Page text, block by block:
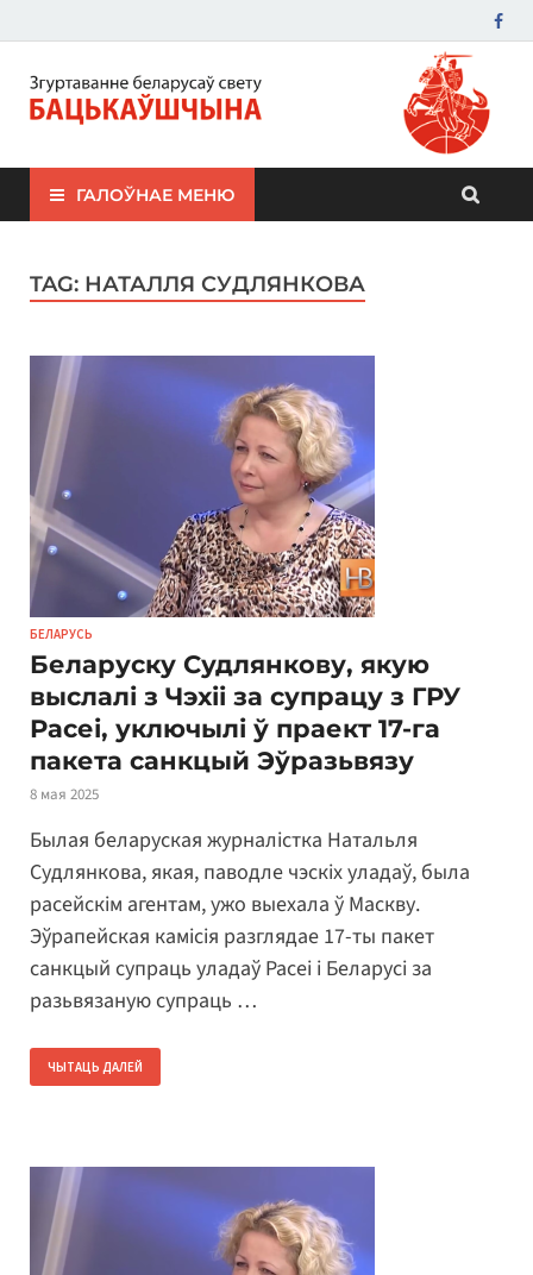
ЗБС "Бацькаўшчына"
ГАЛОЎНАЕ МЕНЮ
TAG: НАТАЛЛЯ СУДЛЯНКОВА
БЕЛАРУСЬ
Беларуску Судлянкову, якую
выслалі з Чэхіі за супрацу з ГРУ
Расеі, уключылі ў праект 17-га
пакета санкцый Эўразьвязу
8 мая 2025
Былая беларуская журналістка Натальля
Судлянкова, якая, паводле чэскіх уладаў, была
расейскім агентам, ужо выехала ў Маскву.
Эўрапейская камісія разглядае 17-ты пакет
санкцый супраць уладаў Расеі і Беларусі за
разьвязаную супраць …
ЧЫТАЦЬ ДАЛЕЙ